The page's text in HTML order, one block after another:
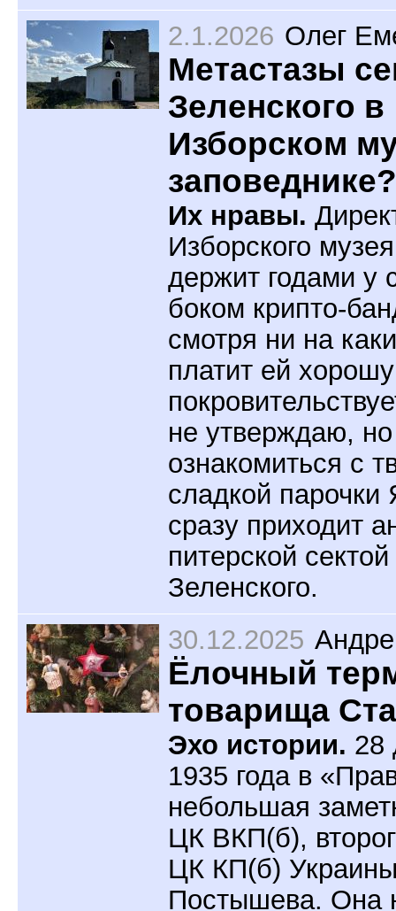
2.1.2026 Олег
Метастазы
Зеленского в
Изборском
заповеднике?
Их нравы.
Изборского
держит годами у
боком крипто-
смотря ни на
платит ей
не утверждаю,
ознакомиться с
сладкой парочки
сразу приходит
питерской
Зеленского.
30.12.2025
Ёлочный
товарища
Эхо истории. 28
1935 года в
небольшая
ЦК ВКП(б),
ЦК КП(б)
Постышева. Она